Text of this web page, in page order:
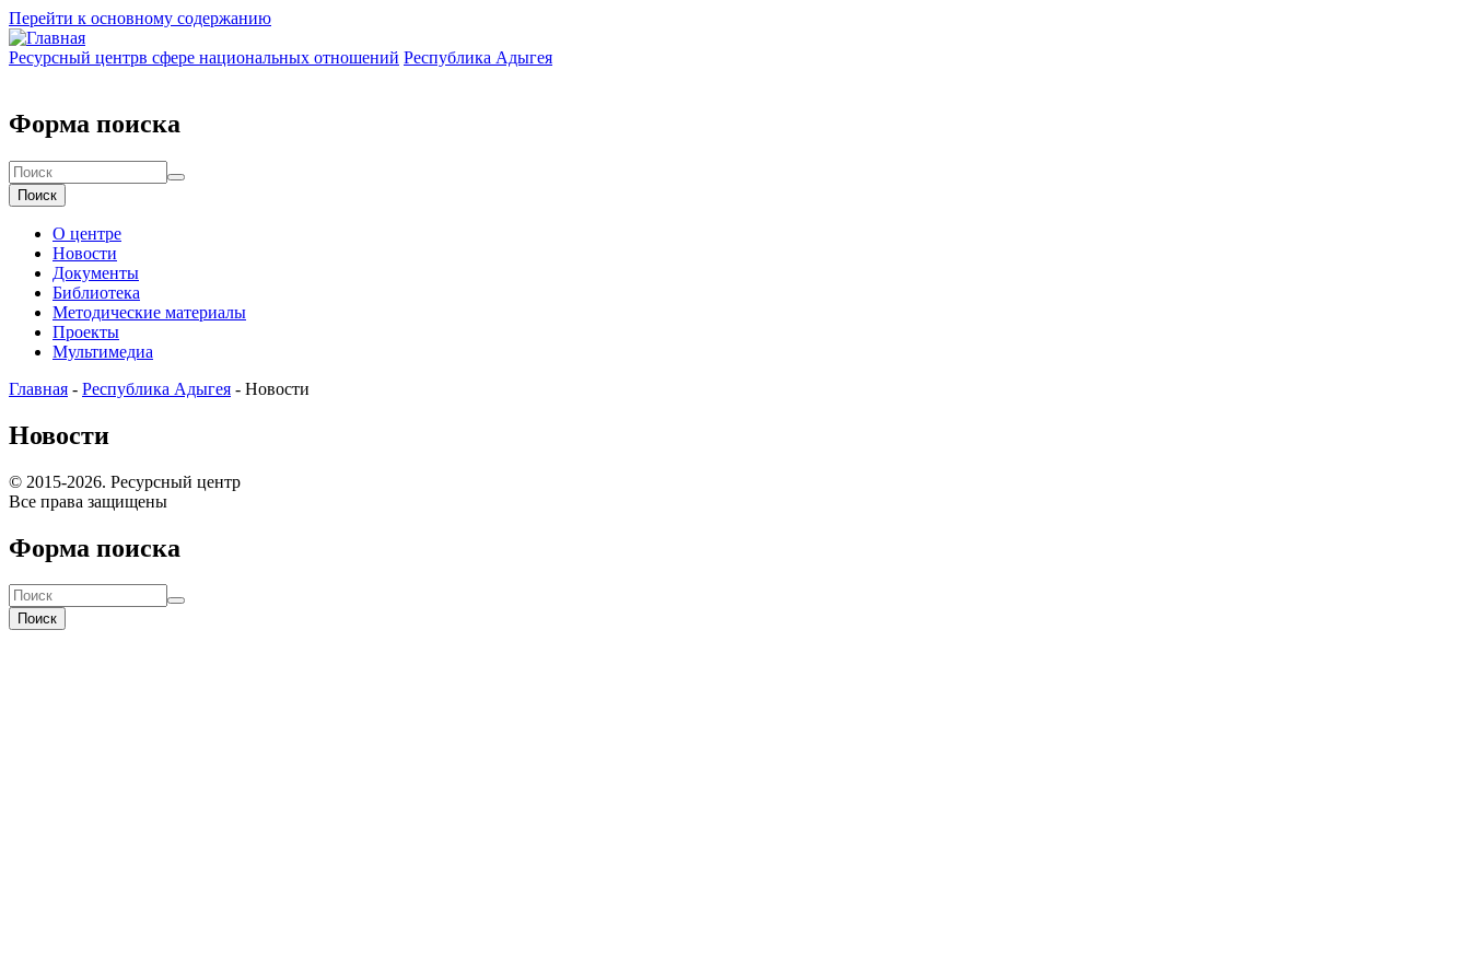
Перейти к основному содержанию
Ресурсный центрв сфере национальных отношений Республика Адыгея
Форма поиска
Поиск
О центре
Новости
Документы
Библиотека
Методические материалы
Проекты
Мультимедиа
Главная - Республика Адыгея - Новости
Новости
© 2015-2026. Ресурсный центр
Все права защищены
Форма поиска
Поиск